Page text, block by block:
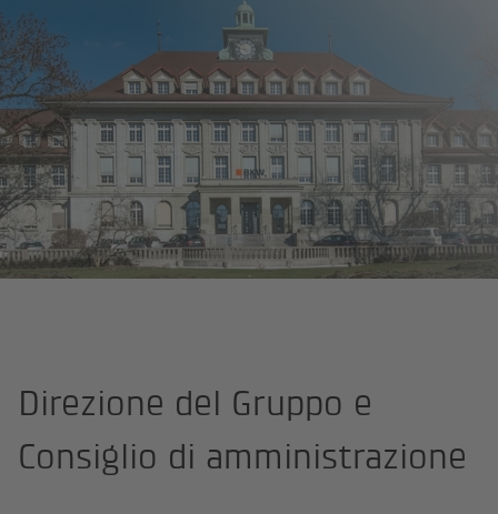
Direzione del Gruppo e
Consiglio di amministrazione